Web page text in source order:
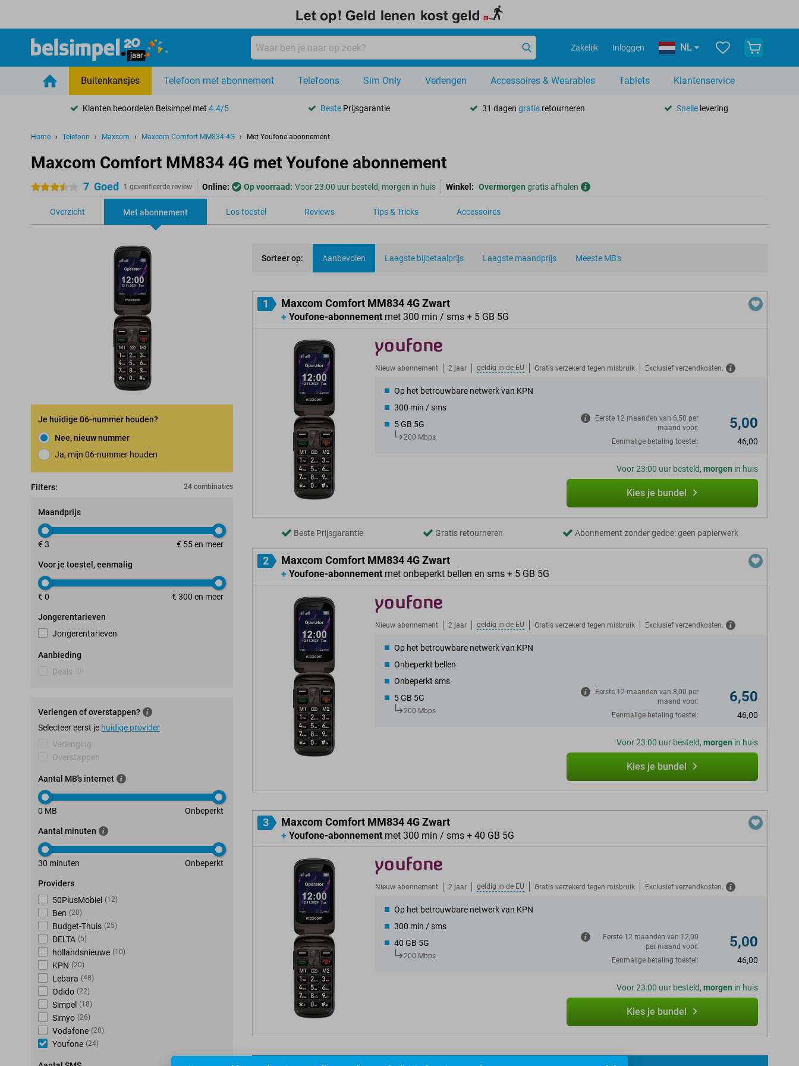
Zakelijk Inloggen NL
Buitenkansjes Telefoon met abonnement Telefoons Sim Only Verlengen Accessoires & Wearables Tablets Klantenservice
Klanten beoordelen Belsimpel met4.4/5 Beste Prijsgarantie 31 dagen gratisretourneren Snellelevering
Home Telefoon Maxcom Maxcom Comfort MM834 4G Met Youfone abonnement
Maxcom Comfort MM834 4G met Youfone abonnement
3.5 sterren 7 Goed 1 geverifieerde review Online: Op voorraad: Voor 23:00 uur besteld, morgen in huis Winkel: Overmorgen gratis afhalen
Overzicht Met abonnement Los toestel Reviews Tips & Tricks Accessoires
Je huidige 06-nummer houden?
Nee, nieuw nummer
Ja, mijn 06-nummer houden
Nummerbehoudgarantie
Filters:
24 combinaties
Maandprijs
€ 3 € 55 en meer
Voor je toestel, eenmalig
€ 0 € 300 en meer
Jongerentarieven
Jongerentarieven
Aanbieding
Deals
Verlengen of overstappen?
Selecteer eerst je huidige provider
Verlenging
Overstappen
Aantal MB's internet
0 MB Onbeperkt
Aantal minuten
30 minuten Onbeperkt
Providers
50PlusMobiel (12)
Ben (20)
Budget-Thuis (25)
DELTA (5)
hollandsnieuwe (10)
KPN (20)
Lebara (48)
Odido (22)
Simpel (18)
Simyo (26)
Vodafone (20)
Youfone (24)
Sorteer op: Aanbevolen Laagste bijbetaalprijs Laagste maandprijs Meeste MB's
1 Maxcom Comfort MM834 4G Zwart
+ Youfone-abonnement met 300 min / sms + 5 GB 5G
Nieuw abonnement 2 jaar geldig in de EU Gratis verzekerd tegen misbruik Exclusief verzendkosten.
Op het betrouwbare netwerk van KPN
300 min / sms
5 GB 5G
200 Mbps
Eerste 12 maanden van 6,50 per
maand voor:
5,00
Eenmalige betaling toestel: 46,00
Voor 23:00 uur besteld, morgen in huis
Kies je bundel
Beste Prijsgarantie Gratis retourneren Abonnement zonder gedoe: geen papierwerk
2 Maxcom Comfort MM834 4G Zwart
+ Youfone-abonnement met onbeperkt bellen en sms + 5 GB 5G
Nieuw abonnement 2 jaar geldig in de EU Gratis verzekerd tegen misbruik Exclusief verzendkosten.
Op het betrouwbare netwerk van KPN
Onbeperkt bellen
Onbeperkt sms
5 GB 5G
200 Mbps
Eerste 12 maanden van 8,00 per
maand voor:
6,50
Eenmalige betaling toestel: 46,00
Voor 23:00 uur besteld, morgen in huis
Kies je bundel
3 Maxcom Comfort MM834 4G Zwart
+ Youfone-abonnement met 300 min / sms + 40 GB 5G
Nieuw abonnement 2 jaar geldig in de EU Gratis verzekerd tegen misbruik Exclusief verzendkosten.
Op het betrouwbare netwerk van KPN
300 min / sms
40 GB 5G
200 Mbps
Eerste 12 maanden van 12,00
per maand voor:
5,00
Eenmalige betaling toestel: 46,00
Voor 23:00 uur besteld, morgen in huis
Kies je bundel